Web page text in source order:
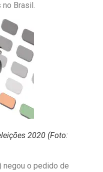
no Brasil.
2020 (Foto:
negou o pedido de